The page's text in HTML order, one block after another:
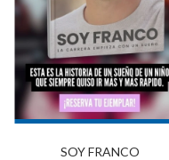
SOY FRANCO